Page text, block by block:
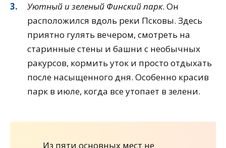
Уютный и зеленый Финский парк. Он
расположился вдоль реки Псковы. Здесь
приятно гулять вечером, смотреть на
старинные стены и башни с необычных
ракурсов, кормить уток и просто отдыхать
после насыщенного дня. Особенно красив
парк в июле, когда все утопает в зелени.
Из пяти основных мест не